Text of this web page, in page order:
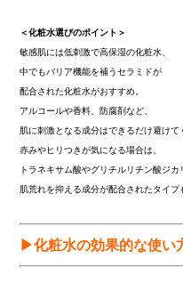
＜化粧水選びのポイント＞
敏感肌には低刺激で高保湿の化粧水、
中でもバリア機能を補うセラミドが
配合された化粧水がおすすめ。
アルコールや香料、防腐剤など、
肌に刺激となる成分はできるだけ避けて
赤みやヒリつきが気になる場合は、
トラネキサム酸やグリチルリチン酸ジカ
肌荒れを抑える成分が配合されたタイプ
▶化粧水の効果的な使い